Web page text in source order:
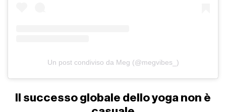
Un post condiviso da Meg (@megvibes_)
Il successo globale dello yoga non è